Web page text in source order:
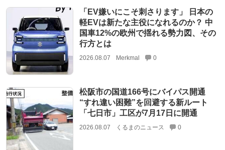
「EV嫌いにこそ刺さります」 日本の
軽EVは新たな主役になれるのか？ 中
国車12%の欧州で揺れる勢力図、その
行方とは
2026.08.07 Merkmal 0
松阪市の国道166号にバイパス開通
“すれ違い困難”を回避する新ルート
「七日市」工区が7月17日に開通
2026.08.07 くるまのニュース 0